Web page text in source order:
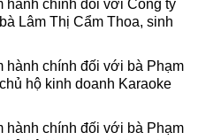
hành chính đối với Công ty
Lâm Thị Cẩm Thoa, sinh
hành chính đối với bà Phạm
hộ kinh doanh Karaoke
hành chính đối với bà Phạm